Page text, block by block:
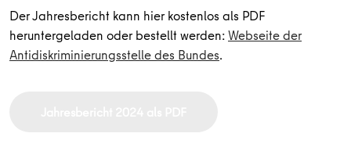
Der Jahresbericht kann hier kostenlos als PDF
heruntergeladen oder bestellt werden:Webseite der
Antidiskriminierungsstelle des Bundes.